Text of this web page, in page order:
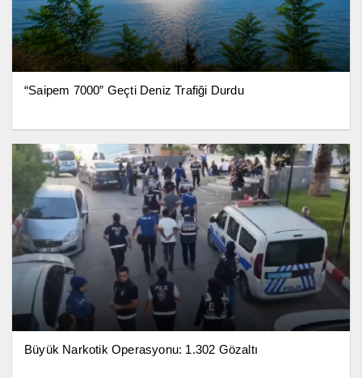
“Saipem 7000” Geçti Deniz Trafiği Durdu
Büyük Narkotik Operasyonu: 1.302 Gözaltı